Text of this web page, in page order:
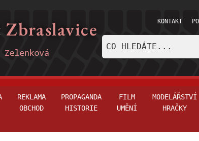
KONTAKT
REKLAMA
OBCHOD
PROPAGANDA
HISTORIE
FILM
UMĚNÍ
MODELÁŘSTVÍ
HRAČKY